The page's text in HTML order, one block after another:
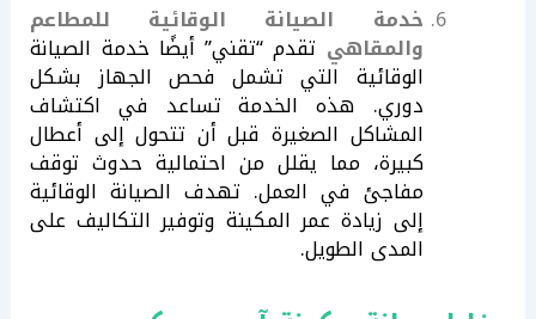
خدمة الصيانة الوقائية للمطاعم
والمقاهي تقدم “تقني” أيضًا خدمة الصيانة
الوقائية التي تشمل فحص الجهاز بشكل
دوري. هذه الخدمة تساعد في اكتشاف
المشاكل الصغيرة قبل أن تتحول إلى أعطال
كبيرة، مما يقلل من احتمالية حدوث توقف
مفاجئ في العمل. تهدف الصيانة الوقائية
إلى زيادة عمر المكينة وتوفير التكاليف على
المدى الطويل.